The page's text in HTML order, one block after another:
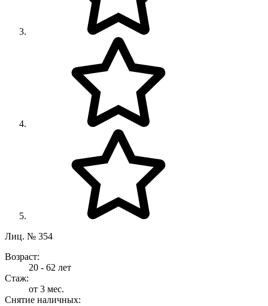
Лиц. № 354
Возраст:
20 - 62 лет
Стаж:
от 3 мес.
Снятие наличных: